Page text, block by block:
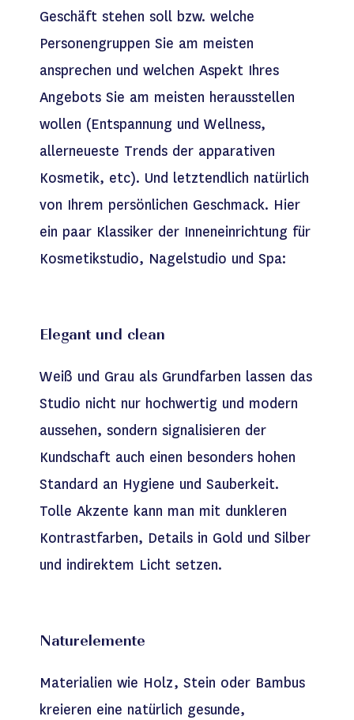
Geschäft stehen soll bzw. welche
Personengruppen Sie am meisten
ansprechen und welchen Aspekt Ihres
Angebots Sie am meisten herausstellen
wollen (Entspannung und Wellness,
allerneueste Trends der apparativen
Kosmetik, etc). Und letztendlich natürlich
von Ihrem persönlichen Geschmack. Hier
ein paar Klassiker der Inneneinrichtung für
Kosmetikstudio, Nagelstudio und Spa:
Elegant und clean
Weiß und Grau als Grundfarben lassen das
Studio nicht nur hochwertig und modern
aussehen, sondern signalisieren der
Kundschaft auch einen besonders hohen
Standard an Hygiene und Sauberkeit.
Tolle Akzente kann man mit dunkleren
Kontrastfarben, Details in Gold und Silber
und indirektem Licht setzen.
Naturelemente
Materialien wie Holz, Stein oder Bambus
kreieren eine natürlich gesunde,